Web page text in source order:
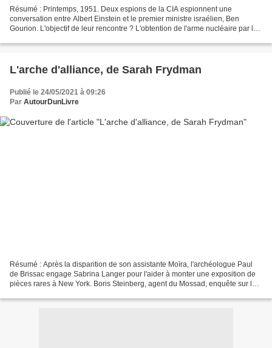
Résumé : Printemps, 1951. Deux espions de la CIA espionnent une
conversation entre Albert Einstein et le premier ministre israélien, Ben
Gourion. L'objectif de leur rencontre ? L'obtention de l'arme nucléaire par le
L'arche d'alliance, de Sarah Frydman
Publié le 24/05/2021 à 09:26
Par AutourDunLivre
Résumé : Après la disparition de son assistante Moïra, l'archéologue Paul
de Brissac engage Sabrina Langer pour l'aider à monter une exposition de
pièces rares à New York. Boris Steinberg, agent du Mossad, enquête sur la